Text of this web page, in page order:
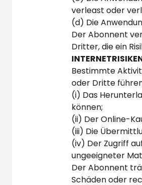
verleast oder
(d) Die
Der Abonnent
Dritter, die ein
Bestimmte
oder Dritte
(i) Das
können;
(ii) Der Online-
(iii) Die
(iv) Der Zugriff
ungeeigneter
Der Abonnent
Schäden oder